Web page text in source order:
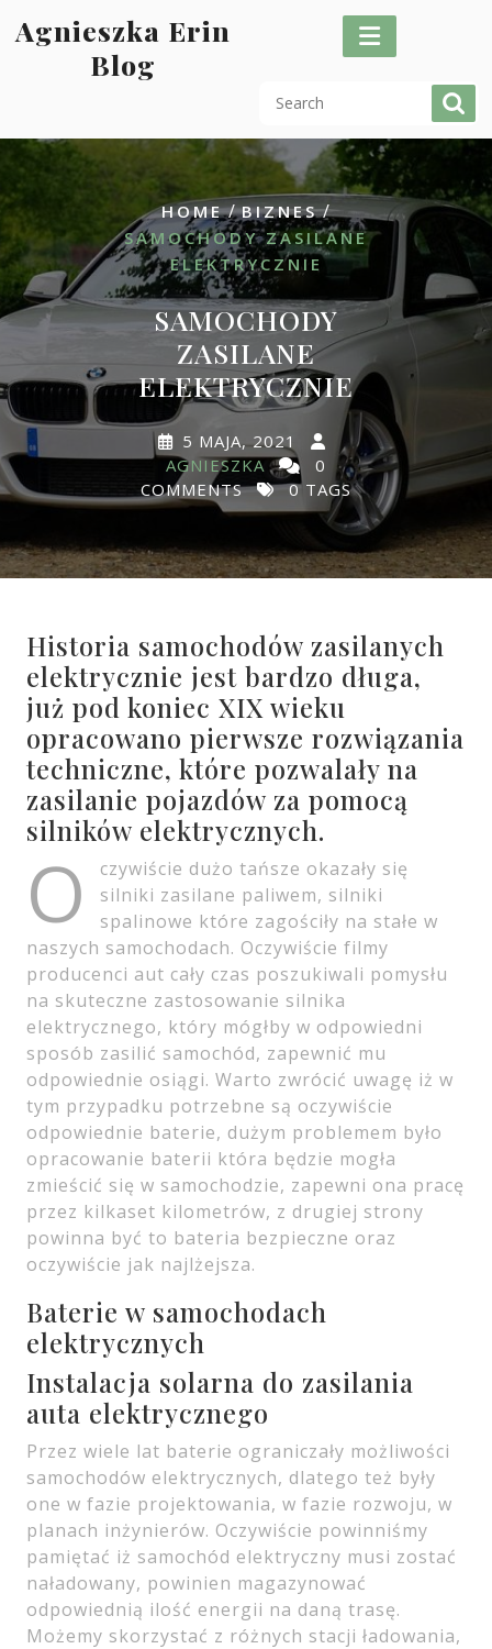
toAgnieszka Erin
Blog
HOME/BIZNES/
SAMOCHODY ZASILANE
ELEKTRYCZNIE
SAMOCHODY
ZASILANE
ELEKTRYCZNIE
5 MAJA, 2021
AGNIESZKA
0
COMMENTS
0 TAGS
Historia samochodów zasilanych
elektrycznie jest bardzo długa,
już pod koniec XIX wieku
opracowano pierwsze rozwiązania
techniczne, które pozwalały na
zasilanie pojazdów za pomocą
silników elektrycznych.
O
czywiście dużo tańsze okazały się
silniki zasilane paliwem, silniki
spalinowe które zagościły na stałe w
naszych samochodach. Oczywiście filmy
producenci aut cały czas poszukiwali pomysłu
na skuteczne zastosowanie silnika
elektrycznego, który mógłby w odpowiedni
sposób zasilić samochód, zapewnić mu
odpowiednie osiągi. Warto zwrócić uwagę iż w
tym przypadku potrzebne są oczywiście
odpowiednie baterie, dużym problemem było
opracowanie baterii która będzie mogła
zmieścić się w samochodzie, zapewni ona pracę
przez kilkaset kilometrów, z drugiej strony
powinna być to bateria bezpieczne oraz
oczywiście jak najlżejsza.
Baterie w samochodach
elektrycznych
Instalacja solarna do zasilania
auta elektrycznego
Przez wiele lat baterie ograniczały możliwości
samochodów elektrycznych, dlatego też były
one w fazie projektowania, w fazie rozwoju, w
planach inżynierów. Oczywiście powinniśmy
pamiętać iż samochód elektryczny musi zostać
naładowany, powinien magazynować
odpowiednią ilość energii na daną trasę.
Możemy skorzystać z różnych stacji ładowania,